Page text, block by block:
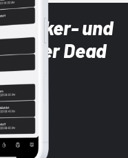
und
der Dead